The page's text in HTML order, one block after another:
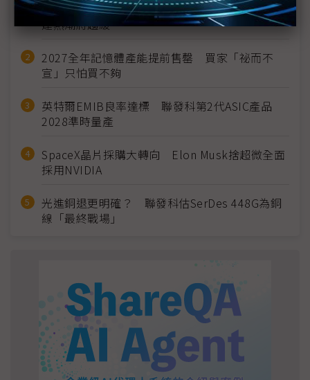
MLCC訂單過熱、出貨比創高 村田示警全球AI基
建熱潮將趨緩
2027全年記憶體產能提前售罄 買家「祕而不
宣」只怕買不夠
英特爾EMIB良率達標 聯發科第2代ASIC產品
2028準時量產
SpaceX晶片採購大轉向 Elon Musk捨超微全面
採用NVIDIA
光進銅退更明確？ 聯發科估SerDes 448G為銅
線「最終戰場」